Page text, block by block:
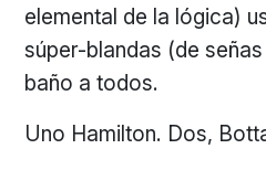
elemental de la lógica)
súper-blandas (de
baño a todos.
Uno Hamilton. Dos,